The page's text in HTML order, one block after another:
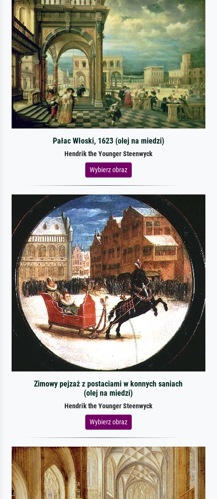
Pałac Włoski, 1623 (olej na miedzi)
Hendrik the Younger Steenwyck
Wybierz obraz
Zimowy pejzaż z postaciami w konnych saniach
(olej na miedzi)
Hendrik the Younger Steenwyck
Wybierz obraz